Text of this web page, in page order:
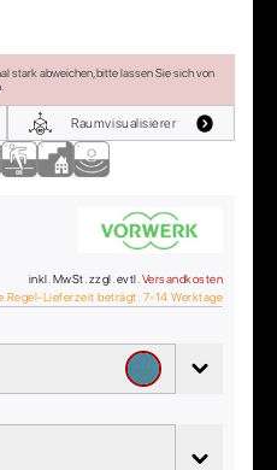
stark abweichen, bitte lassen Sie sich von
Raumvisualisierer
inkl. MwSt. zzgl. evtl. Versandkosten
Regel-Lieferzeit beträgt: 7-14 Werktage